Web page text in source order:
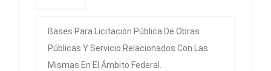
Bases Para Licitación Pública De Obras
Públicas Y Servicio Relacionados Con Las
Mismas En El Ámbito Federal.